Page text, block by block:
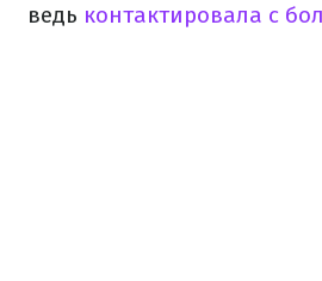
ведь контактировала с